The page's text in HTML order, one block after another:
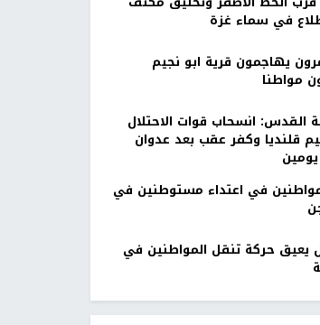
في سماء غزة
يهاجمون قرية ابو نجيم
مواطنا
القدس: انسحاب قوات الاحتلال
قلنديا وكفر عقب بعد عدوان
في اعتداء مستوطنين في
يعيق حركة تنقل المواطنين في